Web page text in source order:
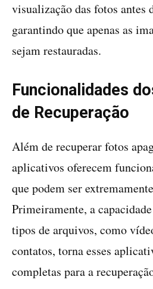
visualização das fotos antes
garantindo que apenas as
sejam restauradas.
Funcionalidades
de Recuperação
Além de recuperar fotos
aplicativos oferecem
que podem ser
Primeiramente, a
tipos de arquivos, como
contatos, torna esses
completas para a